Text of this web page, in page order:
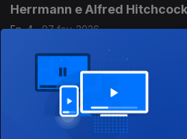
Herrmann e Alfred
Ep. 4
07 fev. 2026
Outro caso exemplar da história das
banda sonora de Bernard Herrmann
(1966) marcou o fim da dupla com
pianista e compositor Filipe Raposo.
A banda sonora maldita de